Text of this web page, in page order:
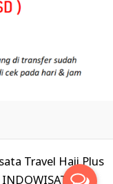
Travel Haji Plus
INDOWISATA